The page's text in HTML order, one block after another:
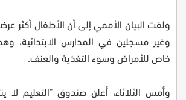
ولفت البيان الأممي إلى أن الأطفال أكثر
وغير مسجلين في المدارس الابتدائية،
خاص للأمراض وسوء التغذية والعنف.
وأمس الثلاثاء، أعلن صندوق "التعليم لا